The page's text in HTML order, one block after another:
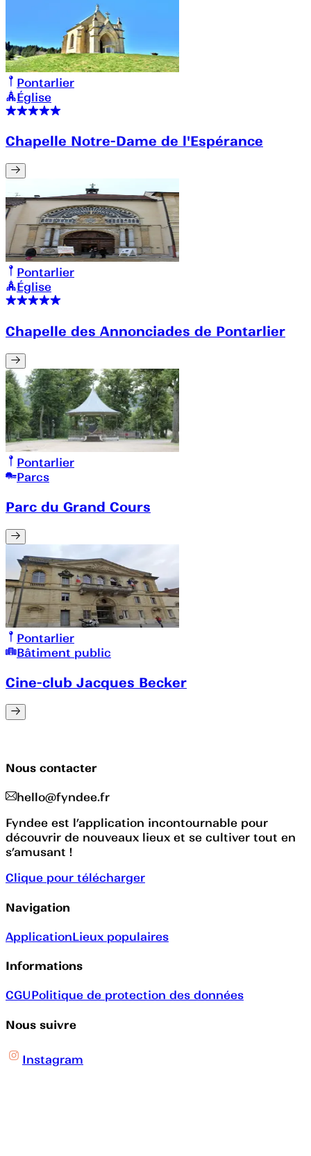
Pontarlier
Église
Chapelle Notre-Dame de l'Espérance
Pontarlier
Église
Chapelle des Annonciades de Pontarlier
Pontarlier
Parcs
Parc du Grand Cours
Pontarlier
Bâtiment public
Cine-club Jacques Becker
Nous contacter
hello@fyndee.fr
Fyndee est l’application incontournable pour
découvrir de nouveaux lieux et se cultiver tout en
s’amusant !
Clique pour télécharger
Navigation
ApplicationLieux populaires
Informations
CGUPolitique de protection des données
Nous suivre
Instagram